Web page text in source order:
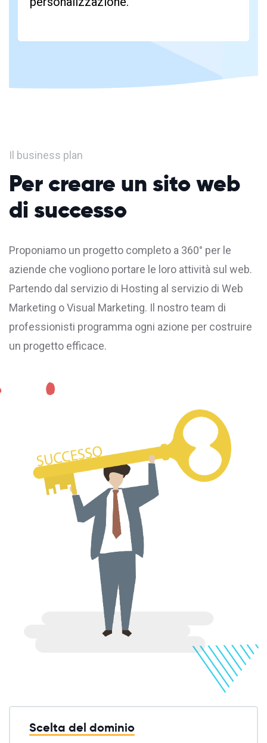
Il business plan
Per creare un sito web
di successo
Proponiamo un progetto completo a 360° per le
aziende che vogliono portare le loro attività sul web.
Partendo dal servizio di Hosting al servizio di Web
Marketing o Visual Marketing. Il nostro team di
professionisti programma ogni azione per costruire
un progetto efficace.
Scelta del dominio